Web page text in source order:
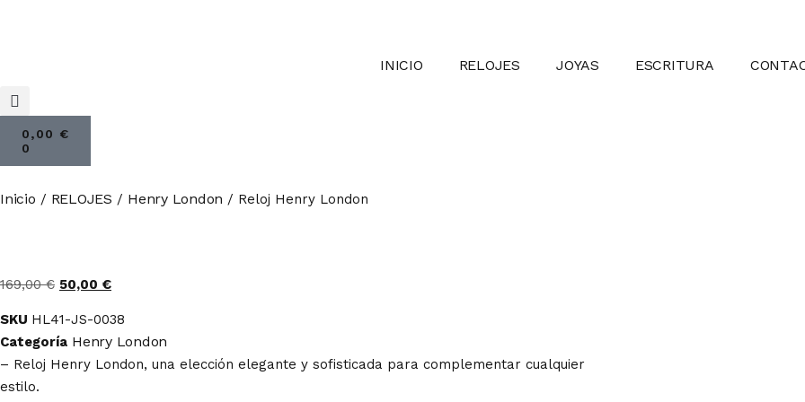
INICIO RELOJES JOYAS ESCRITURA
0,00 €
0
Inicio / RELOJES / Henry London / Reloj Henry London
169,00€ 50,00 €
SKU HL41-JS-0038
Categoría Henry London
– Reloj Henry London, una elección elegante y sofisticada para complementar cualquier
estilo.